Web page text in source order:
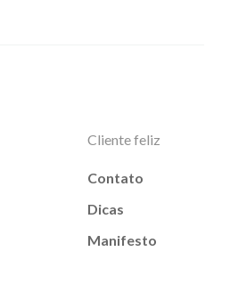
Cliente feliz
Contato
Dicas
Manifesto